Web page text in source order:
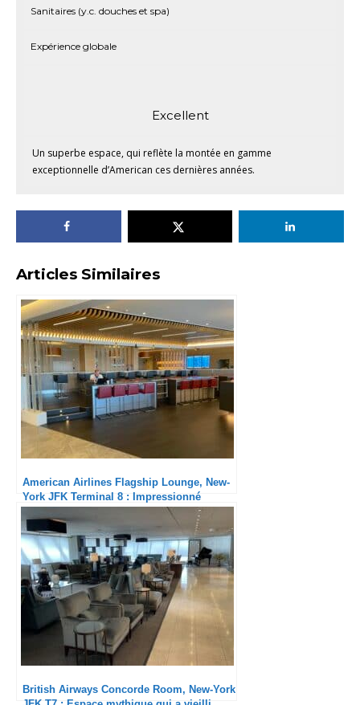
Sanitaires (y.c. douches et spa)
Expérience globale
Excellent
Un superbe espace, qui reflète la montée en gamme
exceptionnelle d’American ces dernières années.
Articles Similaires
American Airlines Flagship Lounge, New-
York JFK Terminal 8 : Impressionné
British Airways Concorde Room, New-York